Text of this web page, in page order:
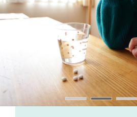
TAG LIST
#石田ゆり子
#インテリアスタイ
見つける
知る
楽しむ